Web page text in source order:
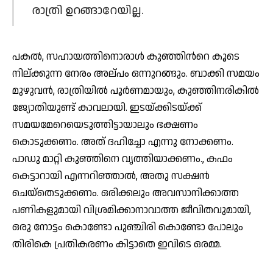
രാത്രി ഉറങ്ങാറേയില്ല.
പകല്‍, സഹായത്തിനൊരാള്‍ കുഞ്ഞിന്‍റെ കൂടെ
നില്ക്കുന്ന നേരം അല്പം ഒന്നുറങ്ങും. ബാക്കി സമയം
മുഴുവന്‍, രാത്രിയില്‍ പൂര്‍ണമായും, കുഞ്ഞിനരികില്‍
ജ്യോതിയുണ്ട് കാവലായി. ഇടയ്ക്കിടയ്ക്ക്
സമയമേറെയെടുത്തിട്ടായാലും ഭക്ഷണം
കൊടുക്കണം. അത് ദഹിച്ചോ എന്നു നോക്കണം.
പാഡു മാറ്റി കുഞ്ഞിനെ വൃത്തിയാക്കണം., കഫം
കെട്ടാറായി എന്നറിഞ്ഞാല്‍, അതു സക്ഷന്‍
ചെയ്തെടുക്കണം. ഒരിക്കലും അവസാനിക്കാത്ത
പണികളുമായി വിശ്രമിക്കാനാവാത്ത ജീവിതവുമായി,
ഒരു നോട്ടം കൊണ്ടോ പുഞ്ചിരി കൊണ്ടോ പോലും
തിരികെ പ്രതികരണം കിട്ടാതെ ഇവിടെ ഒരമ്മ.